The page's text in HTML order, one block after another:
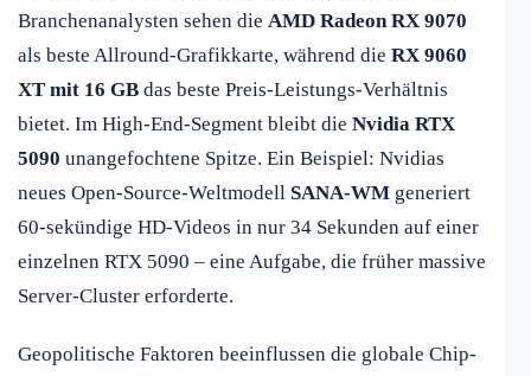
Branchenanalysten sehen die AMD Radeon RX 9070
als beste Allround-Grafikkarte, während die RX 9060
XT mit 16 GB das beste Preis-Leistungs-Verhältnis
bietet. Im High-End-Segment bleibt die Nvidia RTX
5090 unangefochtene Spitze. Ein Beispiel: Nvidias
neues Open-Source-Weltmodell SANA-WM generiert
60-sekündige HD-Videos in nur 34 Sekunden auf einer
einzelnen RTX 5090 – eine Aufgabe, die früher massive
Server-Cluster erforderte.
Geopolitische Faktoren beeinflussen die globale Chip-